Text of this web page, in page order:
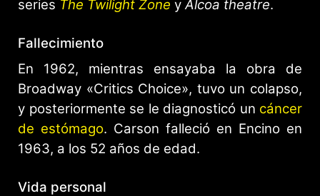
series The Twilight Zone yAlcoa theatre.
Fallecimiento
En 1962, mientras ensayaba la obra de
Broadway «Critics Choice», tuvo un colapso,
y posteriormente se le diagnosticó un cáncer
de estómago. Carson falleció en Encino en
1963, a los 52 años de edad.
Vida personal